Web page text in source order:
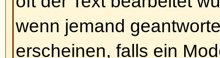
festgelegt. Sie können es auch
deaktivieren. BBCode selbst ist
Tags sind von den Klammern [